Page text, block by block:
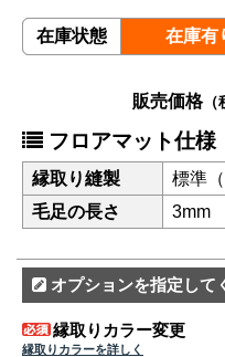
在庫状態 在庫有
販売価格（
フロアマット仕様
縁取り縫製
標準（
毛足の長さ
3mm
オプションを指定して
縁取りカラー変更
縁取りカラーを詳しく